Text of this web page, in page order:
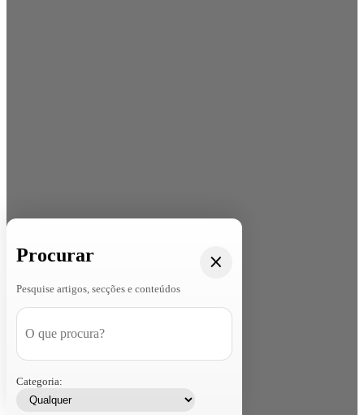
Procurar
Pesquise artigos, secções e conteúdos
Categoria: